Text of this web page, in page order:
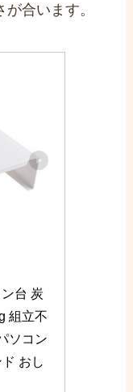
合います。
台 炭
組立不
ソコン
おし